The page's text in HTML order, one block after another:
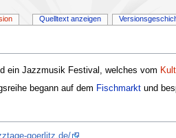
ein Jazzmusik Festival, welches vom
begann auf dem Fischmarktund
goerlitz.de/
Quelltext anzeigen